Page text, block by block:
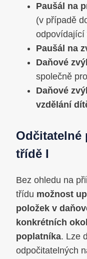
Paušál na
(v případě
odpovídající
Paušál na
Daňové
společně
Daňové
vzdělání
Odčitatelné
třídě I
Bez ohledu na
třídu možnost
položek v
konkrétních
poplatníka. Lze
odpočitatelných